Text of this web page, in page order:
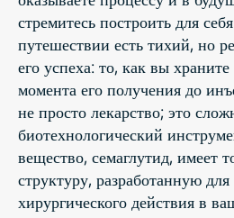
стремитесь построить для
путешествии есть тихий, но
его успеха: то, как вы
момента его получения до
не просто лекарство; это
биотехнологический
вещество, семаглутид, имеет
структуру, разработанную
хирургического действия в